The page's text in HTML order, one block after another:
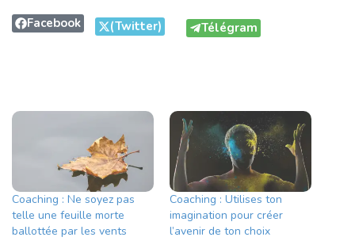
Facebook (Twitter) Télégram
Coaching : Ne soyez pas
telle une feuille morte
ballottée par les vents
Coaching : Utilises ton
imagination pour créer
l’avenir de ton choix